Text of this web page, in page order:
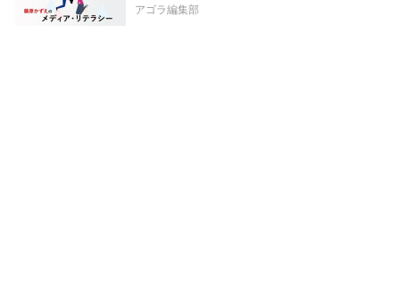
アゴラ編集部